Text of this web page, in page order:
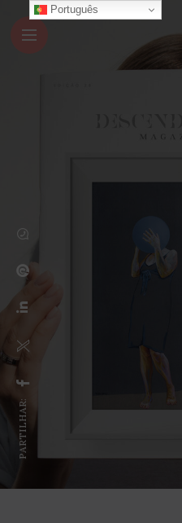
PARTILHAR:
Português